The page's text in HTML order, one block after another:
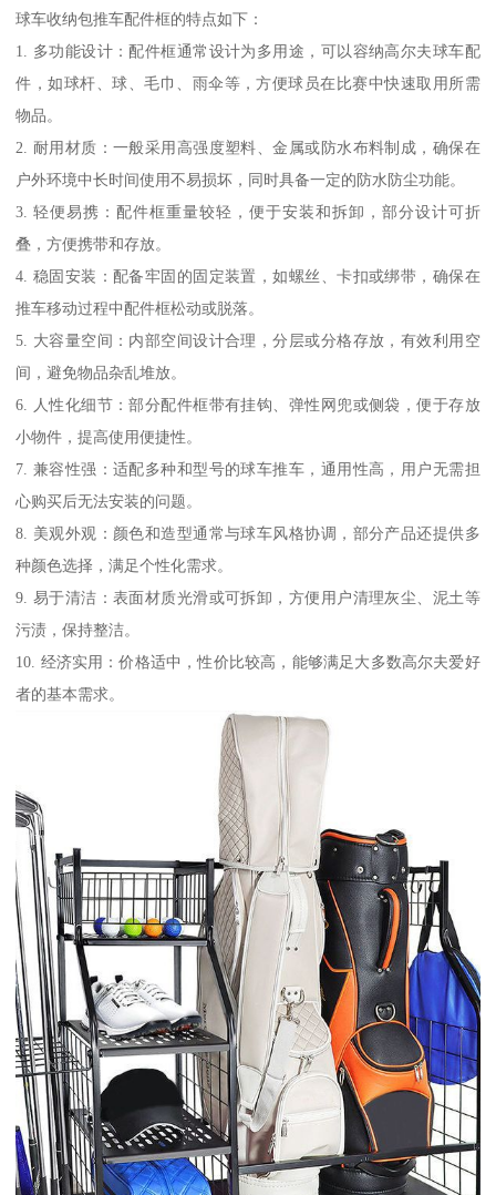
球车收纳包推车配件框的特点如下：
1. 多功能设计：配件框通常设计为多用途，可以容纳高尔夫球车配
件，如球杆、球、毛巾、雨伞等，方便球员在比赛中快速取用所需
物品。
2. 耐用材质：一般采用高强度塑料、金属或防水布料制成，确保在
户外环境中长时间使用不易损坏，同时具备一定的防水防尘功能。
3. 轻便易携：配件框重量较轻，便于安装和拆卸，部分设计可折
叠，方便携带和存放。
4. 稳固安装：配备牢固的固定装置，如螺丝、卡扣或绑带，确保在
推车移动过程中配件框松动或脱落。
5. 大容量空间：内部空间设计合理，分层或分格存放，有效利用空
间，避免物品杂乱堆放。
6. 人性化细节：部分配件框带有挂钩、弹性网兜或侧袋，便于存放
小物件，提高使用便捷性。
7. 兼容性强：适配多种和型号的球车推车，通用性高，用户无需担
心购买后无法安装的问题。
8. 美观外观：颜色和造型通常与球车风格协调，部分产品还提供多
种颜色选择，满足个性化需求。
9. 易于清洁：表面材质光滑或可拆卸，方便用户清理灰尘、泥土等
污渍，保持整洁。
10. 经济实用：价格适中，性价比较高，能够满足大多数高尔夫爱好
者的基本需求。